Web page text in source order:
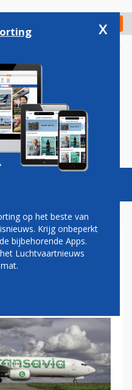
Check in
Vacatures
IN
210
x
op het beste van
Krijg onbeperkt
bijbehorende Apps.
Luchtvaartnieuws